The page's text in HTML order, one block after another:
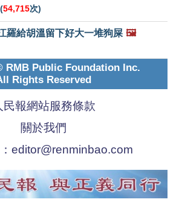
(54,715次)
羅給胡溫留下好大一堆狗屎 🖼️
RMB Public Foundation Inc.
Rights Reserved
民報網站服務條款
關於我們
editor@renminbao.com